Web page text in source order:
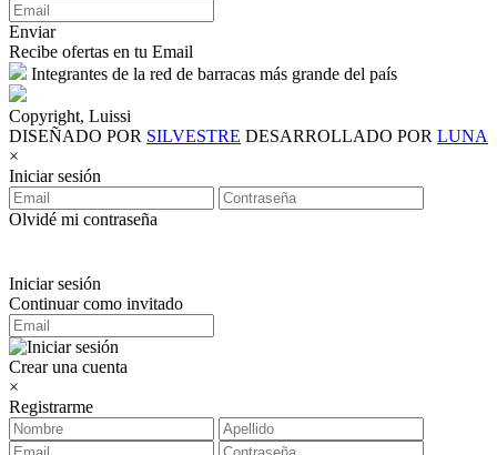
Enviar
Recibe ofertas en tu Email
Integrantes de la red de barracas más grande del país
Copyright, Luissi
DISEÑADO POR SILVESTRE DESARROLLADO POR LUNA
×
Iniciar sesión
Olvidé mi contraseña
Iniciar sesión
Continuar como invitado
Crear una cuenta
×
Registrarme